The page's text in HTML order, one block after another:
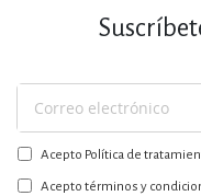
Suscríbase
a
nuestro
boletín:
Acepto Política de
Acepto términos y